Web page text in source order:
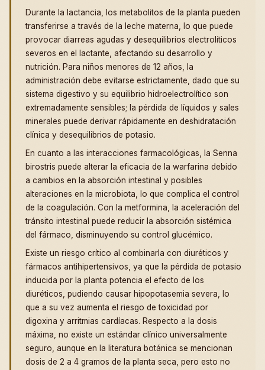
Durante la lactancia, los metabolitos de la planta pueden
transferirse a través de la leche materna, lo que puede
provocar diarreas agudas y desequilibrios electrolíticos
severos en el lactante, afectando su desarrollo y
nutrición. Para niños menores de 12 años, la
administración debe evitarse estrictamente, dado que su
sistema digestivo y su equilibrio hidroelectrolítico son
extremadamente sensibles; la pérdida de líquidos y sales
minerales puede derivar rápidamente en deshidratación
clínica y desequilibrios de potasio.
En cuanto a las interacciones farmacológicas, la Senna
birostris puede alterar la eficacia de la warfarina debido
a cambios en la absorción intestinal y posibles
alteraciones en la microbiota, lo que complica el control
de la coagulación. Con la metformina, la aceleración del
tránsito intestinal puede reducir la absorción sistémica
del fármaco, disminuyendo su control glucémico.
Existe un riesgo crítico al combinarla con diuréticos y
fármacos antihipertensivos, ya que la pérdida de potasio
inducida por la planta potencia el efecto de los
diuréticos, pudiendo causar hipopotasemia severa, lo
que a su vez aumenta el riesgo de toxicidad por
digoxina y arritmias cardíacas. Respecto a la dosis
máxima, no existe un estándar clínico universalmente
seguro, aunque en la literatura botánica se mencionan
dosis de 2 a 4 gramos de la planta seca, pero esto no